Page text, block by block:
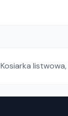
Kosiarka listwowa,